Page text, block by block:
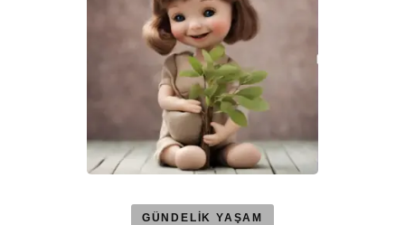
GÜNDELİK YAŞAM